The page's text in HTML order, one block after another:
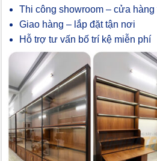
Thi công showroom – cửa hàng
Giao hàng – lắp đặt tận nơi
Hỗ trợ tư vấn bố trí kệ miễn phí